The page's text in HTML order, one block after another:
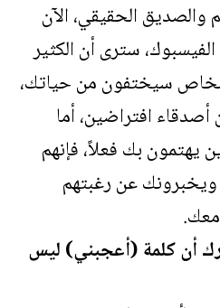
الحقيقي، الآن
سترى أن الكثير
سيختفون من حياتك،
أصدقاء افتراضين، أما
يهتمون بك فعلاً، فإنهم
عن رغبتهم
أن كلمة (أعجبني) ليس